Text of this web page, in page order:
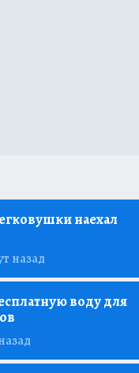
наехал
назад
воду для